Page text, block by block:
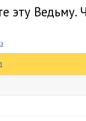
эту Ведьму.